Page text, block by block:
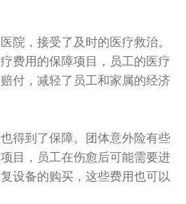
院，接受了及时的医疗救治。
费用的保障项目，员工的医疗
付，减轻了员工和家属的经济
得到了保障。团体意外险有些
目，员工在伤愈后可能需要进
设备的购买，这些费用也可以